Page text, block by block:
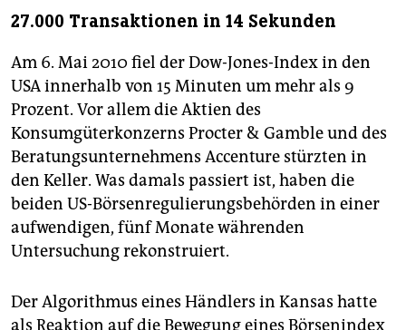
27.000 Transaktionen in 14 Sekunden
Am 6. Mai 2010 fiel der Dow-Jones-Index in den
USA innerhalb von 15 Minuten um mehr als 9
Prozent. Vor allem die Aktien des
Konsumgüterkonzerns Procter & Gamble und des
Beratungsunternehmens Accenture stürzten in
den Keller. Was damals passiert ist, haben die
beiden US-Börsenregulierungsbehörden in einer
aufwendigen, fünf Monate währenden
Untersuchung rekonstruiert.
Der Algorithmus eines Händlers in Kansas hatte
als Reaktion auf die Bewegung eines Börsenindex